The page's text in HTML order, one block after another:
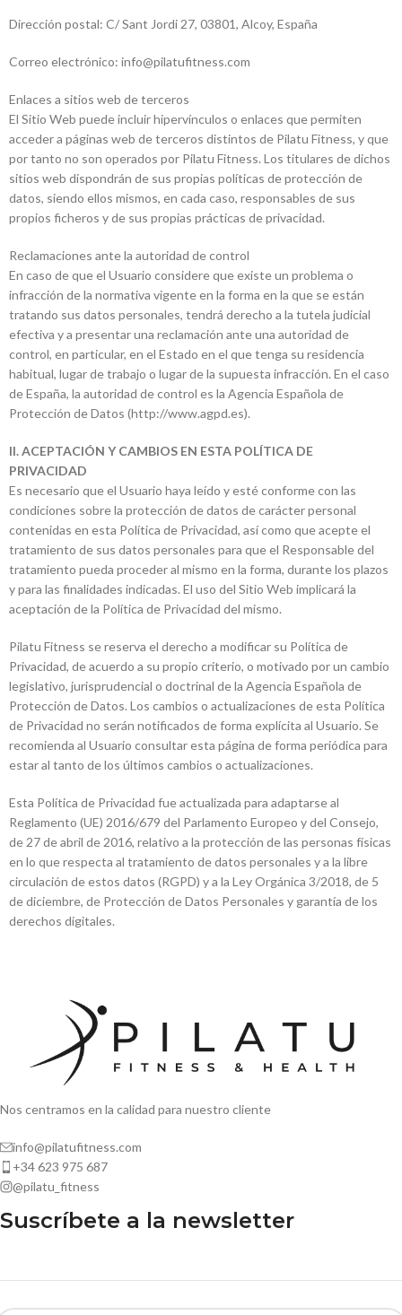
Dirección postal: C/ Sant Jordi 27, 03801, Alcoy, España
Correo electrónico: info@pilatufitness.com
Enlaces a sitios web de terceros
El Sitio Web puede incluir hipervínculos o enlaces que permiten
acceder a páginas web de terceros distintos de Pilatu Fitness, y que
por tanto no son operados por Pilatu Fitness. Los titulares de dichos
sitios web dispondrán de sus propias políticas de protección de
datos, siendo ellos mismos, en cada caso, responsables de sus
propios ficheros y de sus propias prácticas de privacidad.
Reclamaciones ante la autoridad de control
En caso de que el Usuario considere que existe un problema o
infracción de la normativa vigente en la forma en la que se están
tratando sus datos personales, tendrá derecho a la tutela judicial
efectiva y a presentar una reclamación ante una autoridad de
control, en particular, en el Estado en el que tenga su residencia
habitual, lugar de trabajo o lugar de la supuesta infracción. En el caso
de España, la autoridad de control es la Agencia Española de
Protección de Datos (http://www.agpd.es).
II. ACEPTACIÓN Y CAMBIOS EN ESTA POLÍTICA DE
PRIVACIDAD
Es necesario que el Usuario haya leído y esté conforme con las
condiciones sobre la protección de datos de carácter personal
contenidas en esta Política de Privacidad, así como que acepte el
tratamiento de sus datos personales para que el Responsable del
tratamiento pueda proceder al mismo en la forma, durante los plazos
y para las finalidades indicadas. El uso del Sitio Web implicará la
aceptación de la Política de Privacidad del mismo.
Pilatu Fitness se reserva el derecho a modificar su Política de
Privacidad, de acuerdo a su propio criterio, o motivado por un cambio
legislativo, jurisprudencial o doctrinal de la Agencia Española de
Protección de Datos. Los cambios o actualizaciones de esta Política
de Privacidad no serán notificados de forma explícita al Usuario. Se
recomienda al Usuario consultar esta página de forma periódica para
estar al tanto de los últimos cambios o actualizaciones.
Esta Política de Privacidad fue actualizada para adaptarse al
Reglamento (UE) 2016/679 del Parlamento Europeo y del Consejo,
de 27 de abril de 2016, relativo a la protección de las personas físicas
en lo que respecta al tratamiento de datos personales y a la libre
circulación de estos datos (RGPD) y a la Ley Orgánica 3/2018, de 5
de diciembre, de Protección de Datos Personales y garantía de los
derechos digitales.
Nos centramos en la calidad para nuestro cliente
info@pilatufitness.com
+34 623 975 687
@pilatu_fitness
Suscríbete a la newsletter